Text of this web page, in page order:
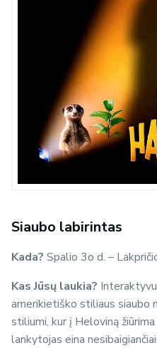
Siaubo labirintas
Kada? Spalio 3o d. –
Kas Jūsų laukia?
amerikietiško stiliaus siaubo
stiliumi, kur į Heloviną
lankytojas eina